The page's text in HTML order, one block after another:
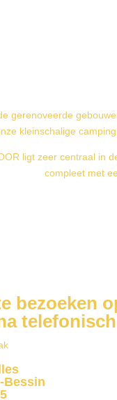
gerenoveerde
kleinschalige
ligt zeer centraal in
compleet met
bezoeken
Bessin